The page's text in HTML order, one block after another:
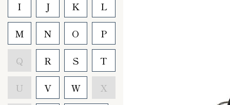
I J K L
M N O P
Q R S T
U V W X